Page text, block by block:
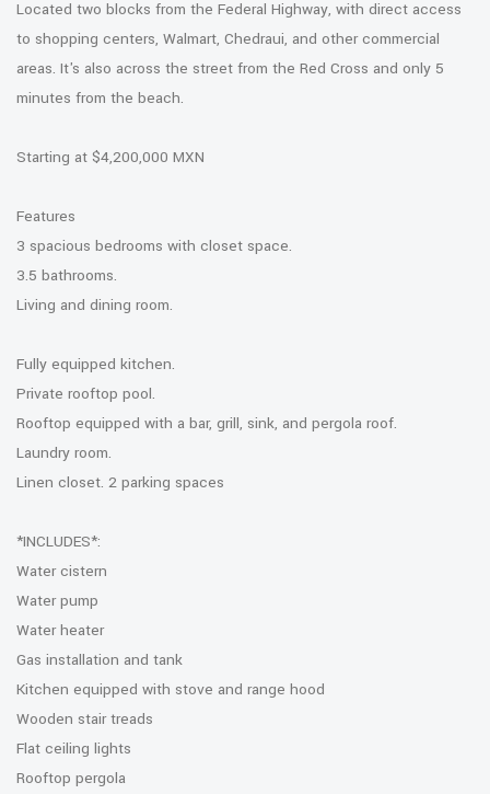
Located two blocks from the Federal Highway, with direct access
to shopping centers, Walmart, Chedraui, and other commercial
areas. It's also across the street from the Red Cross and only 5
minutes from the beach.
Starting at $4,200,000 MXN
Features
3 spacious bedrooms with closet space.
3.5 bathrooms.
Living and dining room.
Fully equipped kitchen.
Private rooftop pool.
Rooftop equipped with a bar, grill, sink, and pergola roof.
Laundry room.
Linen closet. 2 parking spaces
*INCLUDES*:
Water cistern
Water pump
Water heater
Gas installation and tank
Kitchen equipped with stove and range hood
Wooden stair treads
Flat ceiling lights
Rooftop pergola